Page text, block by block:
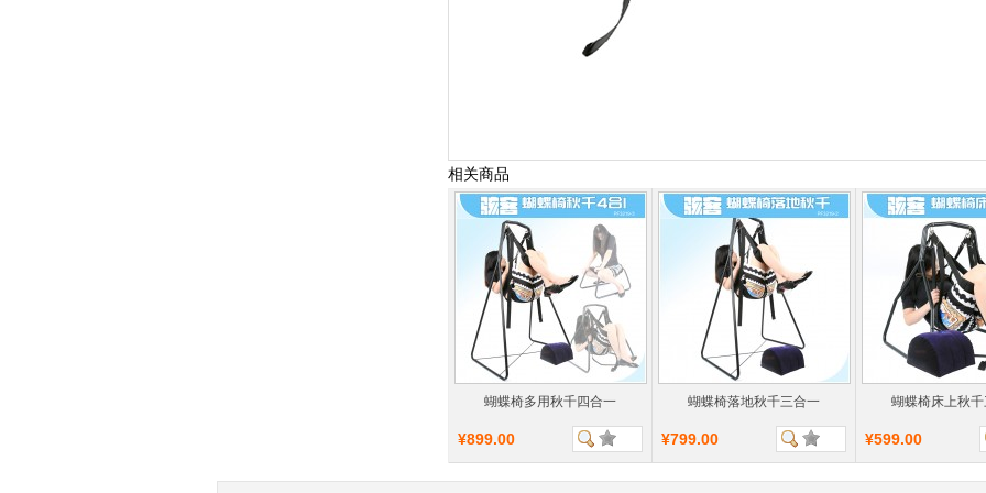
相关商品
蝴蝶椅多用秋千四合一
¥899.00
蝴蝶椅落地秋千三合一
¥799.00
蝴蝶椅床上秋
¥599.00